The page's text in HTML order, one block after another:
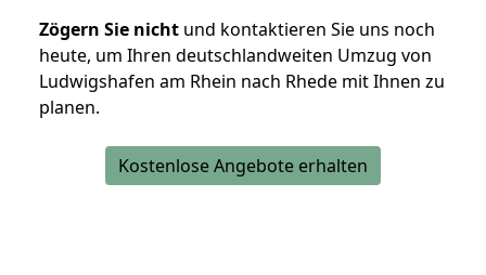
Zögern Sie nicht und kontaktieren Sie uns noch
heute, um Ihren deutschlandweiten Umzug von
Ludwigshafen am Rhein nach Rhede mit Ihnen zu
planen.
Kostenlose Angebote erhalten